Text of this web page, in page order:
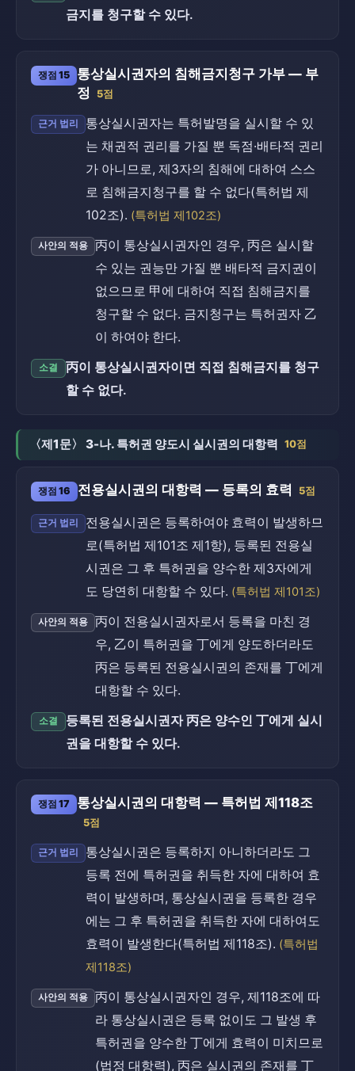
금지를 청구할 수 있다.
쟁점 15
통상실시권자의 침해금지청구 가부 — 부
정 5점
근거 법리
통상실시권자는 특허발명을 실시할 수 있
는 채권적 권리를 가질 뿐 독점·배타적 권리
가 아니므로, 제3자의 침해에 대하여 스스
로 침해금지청구를 할 수 없다(특허법 제
102조). (특허법 제102조)
사안의 적용
丙이 통상실시권자인 경우, 丙은 실시할
수 있는 권능만 가질 뿐 배타적 금지권이
없으므로 甲에 대하여 직접 침해금지를
청구할 수 없다. 금지청구는 특허권자 乙
이 하여야 한다.
소결
丙이 통상실시권자이면 직접 침해금지를 청구
할 수 없다.
〈제1문〉 3-나. 특허권 양도시 실시권의 대항력 10점
쟁점 16 전용실시권의 대항력 — 등록의 효력 5점
근거 법리
전용실시권은 등록하여야 효력이 발생하므
로(특허법 제101조 제1항), 등록된 전용실
시권은 그 후 특허권을 양수한 제3자에게
도 당연히 대항할 수 있다. (특허법 제101조)
사안의 적용
丙이 전용실시권자로서 등록을 마친 경
우, 乙이 특허권을 丁에게 양도하더라도
丙은 등록된 전용실시권의 존재를 丁에게
대항할 수 있다.
소결
등록된 전용실시권자 丙은 양수인 丁에게 실시
권을 대항할 수 있다.
쟁점 17 통상실시권의 대항력 — 특허법 제118조
5점
근거 법리
통상실시권은 등록하지 아니하더라도 그
등록 전에 특허권을 취득한 자에 대하여 효
력이 발생하며, 통상실시권을 등록한 경우
에는 그 후 특허권을 취득한 자에 대하여도
효력이 발생한다(특허법 제118조). (특허법
제118조)
사안의 적용
丙이 통상실시권자인 경우, 제118조에 따
라 통상실시권은 등록 없이도 그 발생 후
특허권을 양수한 丁에게 효력이 미치므로
(법정 대항력), 丙은 실시권의 존재를 丁